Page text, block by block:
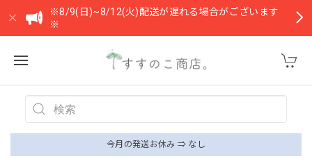
※8/9(日)~8/12(火)配送が遅れる場合がございます
※
今月の発送お休み ⇒ なし